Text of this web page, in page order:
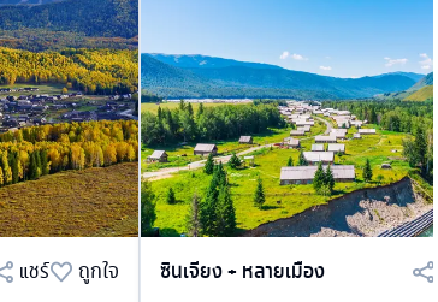
แชร์
ถูกใจ
ซินเจียง + หลายเมือง